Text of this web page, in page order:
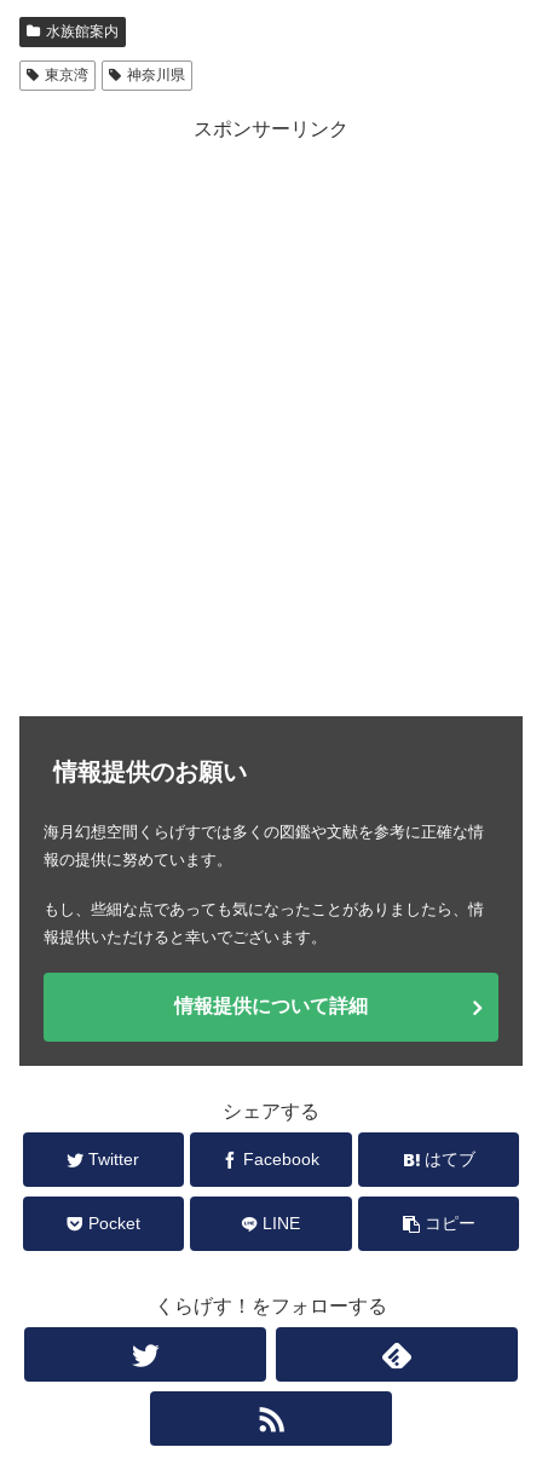
水族館案内
東京湾 神奈川県
スポンサーリンク
情報提供のお願い
海月幻想空間くらげすでは多くの図鑑や文献を参考に正確な情
報の提供に努めています。
もし、些細な点であっても気になったことがありましたら、情
報提供いただけると幸いでございます。
情報提供について詳細
シェアする
Twitter Facebook はてブ
Pocket LINE コピー
くらげす！をフォローする